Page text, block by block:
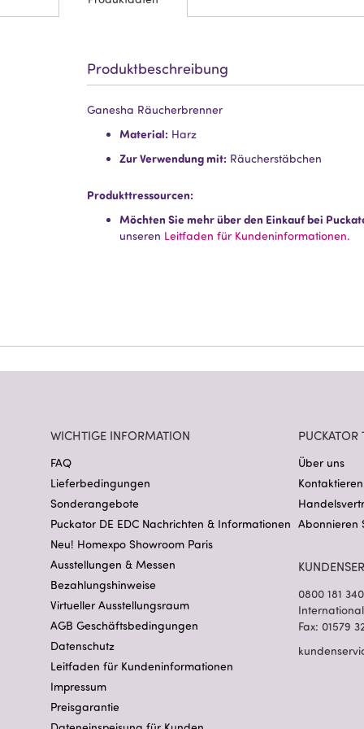
Produktbeschreibung
Ganesha Räucherbrenner
Material: Harz
Zur Verwendung mit: Räucherstäbchen
Produkttressourcen:
Möchten Sie mehr über den Einkauf bei
unseren Leitfaden für Kundeninformationen.
WICHTIGE INFORMATION
FAQ
Lieferbedingungen
Sonderangebote
Puckator DE EDC Nachrichten & Informationen
Neu! Homexpo Showroom Paris
Ausstellungen & Messen
Bezahlungshinweise
Virtueller Ausstellungsraum
AGB Geschäftsbedingungen
Datenschutz
Leitfaden für Kundeninformationen
Impressum
Preisgarantie
PUCKATOR
Über uns
Abonnieren
0800 181
Fax: 01579